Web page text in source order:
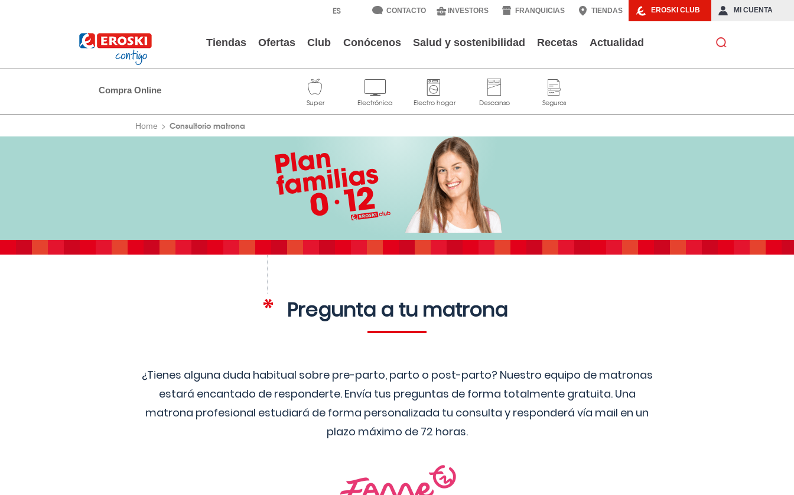
EROSKI CLUB MI CUENTA
CONTACTO INVESTORS FRANQUICIAS TIENDAS
Tiendas Ofertas Club Conócenos Salud y sostenibilidad Recetas Actualidad
Compra Online
Home Consultorio matrona
Pregunta a tu matrona
¿Tienes alguna duda habitual sobre pre-parto, parto o post-parto? Nuestro equipo de matronas
estará encantado de responderte. Envía tus preguntas de forma totalmente gratuita. Una
matrona profesional estudiará de forma personalizada tu consulta y responderá vía mail en un
plazo máximo de 72 horas.